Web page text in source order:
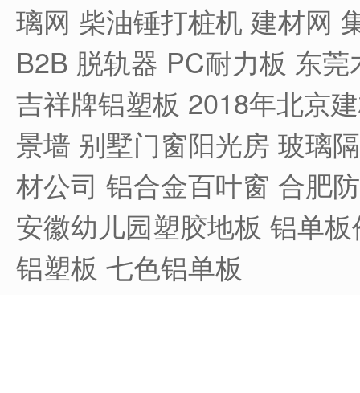
璃网 柴油锤打桩机 建材网
B2B 脱轨器 PC耐力板 东莞
吉祥牌铝塑板 2018年北京
景墙 别墅门窗阳光房 玻璃
材公司 铝合金百叶窗 合肥
安徽幼儿园塑胶地板 铝单
铝塑板 七色铝单板